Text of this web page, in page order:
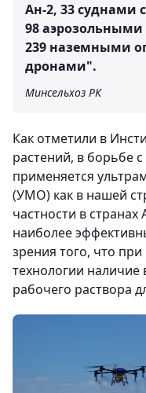
Ан-2, 33 суднами
98 аэрозольными
239 наземными
дронами".
Минсельхоз РК
Как отметили в
растений, в борьбе
применяется
(УМО) как в нашей
частности в
наиболее
зрения того, что
технологии наличие
рабочего раствора